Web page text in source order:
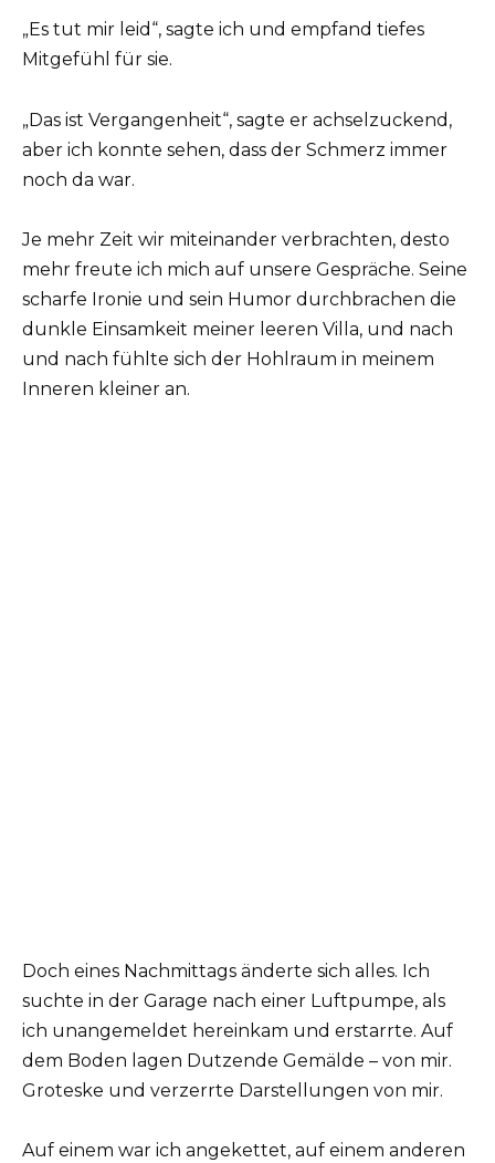
„Es tut mir leid“, sagte ich und empfand tiefes
Mitgefühl für sie.
„Das ist Vergangenheit“, sagte er achselzuckend,
aber ich konnte sehen, dass der Schmerz immer
noch da war.
Je mehr Zeit wir miteinander verbrachten, desto
mehr freute ich mich auf unsere Gespräche. Seine
scharfe Ironie und sein Humor durchbrachen die
dunkle Einsamkeit meiner leeren Villa, und nach
und nach fühlte sich der Hohlraum in meinem
Inneren kleiner an.
Doch eines Nachmittags änderte sich alles. Ich
suchte in der Garage nach einer Luftpumpe, als
ich unangemeldet hereinkam und erstarrte. Auf
dem Boden lagen Dutzende Gemälde – von mir.
Groteske und verzerrte Darstellungen von mir.
Auf einem war ich angekettet, auf einem anderen